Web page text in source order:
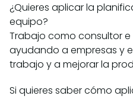
¿Quieres aplicar la
equipo?
Trabajo como consultor
ayudando a empresas y
trabajo y a mejorar la
Si quieres saber cómo